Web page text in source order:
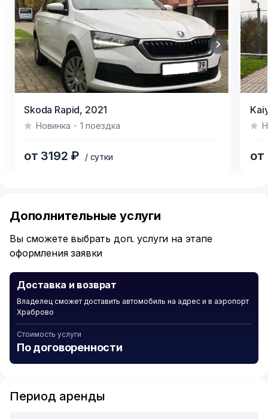
Skoda Rapid, 2021
Новинка 1 поездка
от 3192 ₽ / сутки от
of
6
Дополнительные услуги
Вы сможете выбрать доп. услуги на этапе
оформления заявки
Доставка и возврат
Владелец сможет доставить автомобиль на адрес и в аэропорт
Храброво
Стоимость услуги
По договоренности
Период аренды